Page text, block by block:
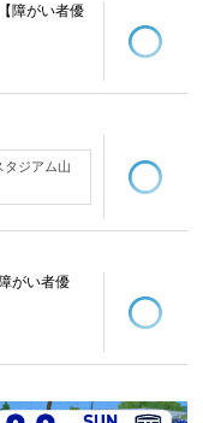
障がい者優
タジアム山
がい者優